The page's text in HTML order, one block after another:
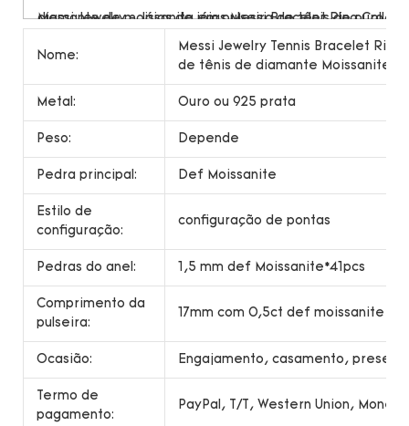
Nome:
Messi Jewelry Tennis Bracelet
de tênis de diamante Moissanite
Metal: Ouro ou 925 prata
Peso: Depende
Pedra principal: Def Moissanite
Estilo de
configuração:
configuração de pontas
Pedras do anel: 1,5 mm def Moissanite*41pcs
Comprimento da
pulseira:
17mm com 0,5ct def moissanite
Ocasião: Engajamento, casamento,
Termo de
pagamento:
PayPal, T/T, Western Union,